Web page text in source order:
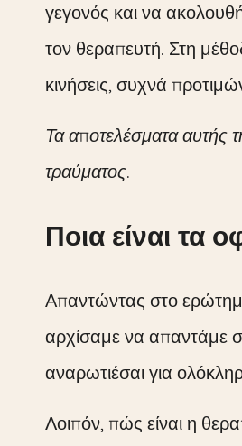
γεγονός και να
τον θεραπευτή. Στη
κινήσεις, συχνά
Τα αποτελέσματα αυτής
τραύματος.
Ποια είναι τα
Απαντώντας στο ερώτημα
αρχίσαμε να απαντάμε
αναρωτιέσαι για
Λοιπόν, πώς είναι η